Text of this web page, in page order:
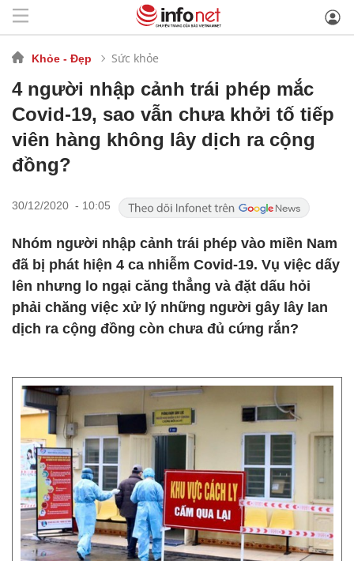
Khỏe - Đẹp Sức khỏe
4 người nhập cảnh trái phép mắc
Covid-19, sao vẫn chưa khởi tố tiếp
viên hàng không lây dịch ra cộng
đồng?
30/12/2020 - 10:05
Nhóm người nhập cảnh trái phép vào miền Nam
đã bị phát hiện 4 ca nhiễm Covid-19. Vụ việc dấy
lên nhưng lo ngại căng thẳng và đặt dấu hỏi
phải chăng việc xử lý những người gây lây lan
dịch ra cộng đồng còn chưa đủ cứng rắn?